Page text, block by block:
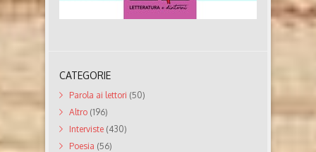
CATEGORIE
Parola ai lettori (50)
Altro (196)
Interviste (430)
Poesia (56)